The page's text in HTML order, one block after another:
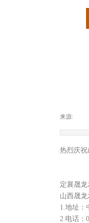
来源:
热烈庆祝
定襄晟
山西晟龙
1.地址：
2.电话：